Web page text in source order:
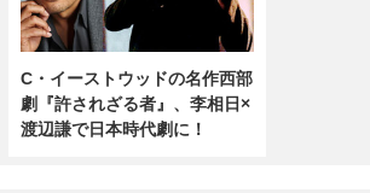
C・イーストウッドの名作西部
劇『許されざる者』、李相日×
渡辺謙で日本時代劇に！